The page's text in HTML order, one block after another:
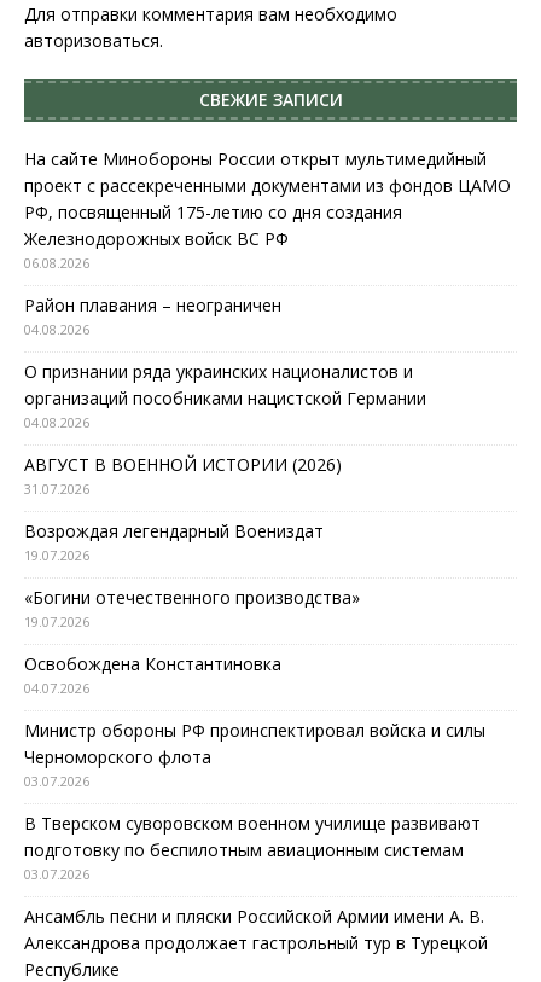
Для отправки комментария вам необходимо
авторизоваться.
СВЕЖИЕ ЗАПИСИ
На сайте Минобороны России открыт мультимедийный
проект с рассекреченными документами из фондов ЦАМО
РФ, посвященный 175-летию со дня создания
Железнодорожных войск ВС РФ
06.08.2026
Район плавания – неограничен
04.08.2026
О признании ряда украинских националистов и
организаций пособниками нацистской Германии
04.08.2026
АВГУСТ В ВОЕННОЙ ИСТОРИИ (2026)
31.07.2026
Возрождая легендарный Воениздат
19.07.2026
«Богини отечественного производства»
19.07.2026
Освобождена Константиновка
04.07.2026
Министр обороны РФ проинспектировал войска и силы
Черноморского флота
03.07.2026
В Тверском суворовском военном училище развивают
подготовку по беспилотным авиационным системам
03.07.2026
Ансамбль песни и пляски Российской Армии имени А. В.
Александрова продолжает гастрольный тур в Турецкой
Республике